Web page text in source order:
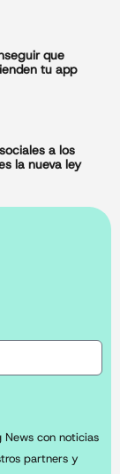
que
tu app
a los
la nueva ley
con noticias
partners y